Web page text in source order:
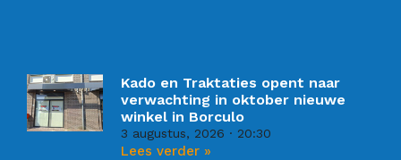
Kado en Traktaties opent naar
verwachting in oktober nieuwe
winkel in Borculo
3 augustus, 2026 20:30
Lees verder »